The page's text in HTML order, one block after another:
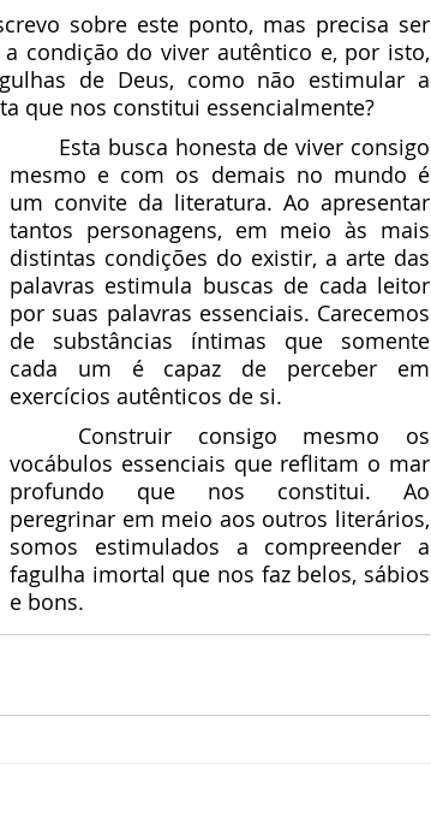
condição do viver autêntico e, por isto,
de Deus, como não estimular a
que nos constitui essencialmente?
mesmo e com os demais no mundo é
um convite da literatura. Ao apresentar
tantos personagens, em meio às mais
distintas condições do existir, a arte das
palavras estimula buscas de cada leitor
por suas palavras essenciais. Carecemos
de substâncias íntimas que somente
cada um é capaz de perceber em
exercícios autênticos de si.
vocábulos essenciais que reflitam o mar
profundo que nos constitui. Ao
peregrinar em meio aos outros literários,
somos estimulados a compreender a
fagulha imortal que nos faz belos, sábios
e bons.